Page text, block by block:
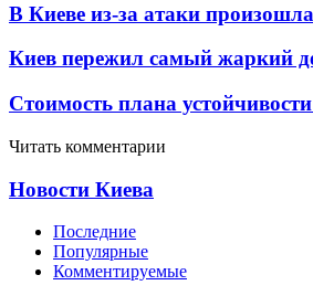
В Киеве из-за атаки
Киев пережил самый жаркий
Стоимость плана
Читать комментарии
Новости Киева
Последние
Популярные
Комментируемые